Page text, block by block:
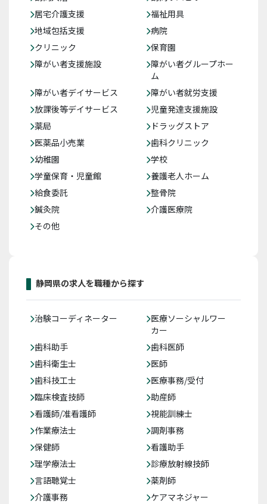
居宅介護支援
福祉用具
地域包括支援
病院
クリニック
保育園
障がい者支援施設
障がい者グループホー
ム
障がい者デイサービス
障がい者就労支援
放課後等デイサービス
児童発達支援施設
薬局
ドラッグストア
医薬品小売業
歯科クリニック
幼稚園
学校
学童保育・児童館
養護老人ホーム
給食委託
整骨院
鍼灸院
介護医療院
その他
静岡県の求人を職種から探す
治験コーディネーター
医療ソーシャルワー
カー
歯科助手
歯科医師
歯科衛生士
医師
歯科技工士
医療事務/受付
臨床検査技師
助産師
看護師/准看護師
視能訓練士
作業療法士
調剤事務
保健師
看護助手
理学療法士
診療放射線技師
言語聴覚士
薬剤師
介護事務
ケアマネジャー